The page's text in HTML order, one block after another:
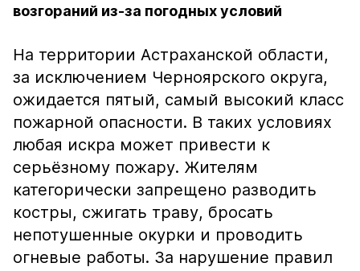
возгораний из-за погодных условий
На территории Астраханской области,
за исключением Черноярского округа,
ожидается пятый, самый высокий класс
пожарной опасности. В таких условиях
любая искра может привести к
серьёзному пожару. Жителям
категорически запрещено разводить
костры, сжигать траву, бросать
непотушенные окурки и проводить
огневые работы. За нарушение правил